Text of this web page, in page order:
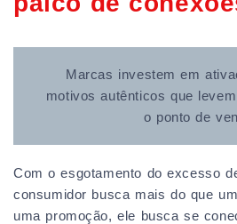
Marcas investem em
motivos autênticos que
o ponto de
Com o esgotamento do excesso
consumidor busca mais do que
uma promoção, ele busca se